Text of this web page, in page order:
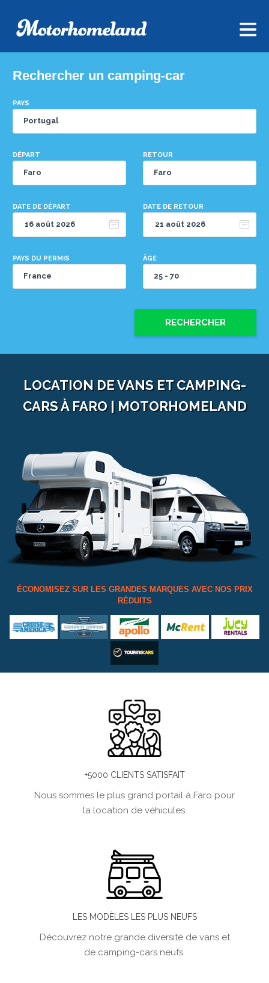
Rechercher un camping-car
PAYS
DÉPART RETOUR
DATE DE DÉPART DATE DE RETOUR
PAYS DU PERMIS ÂGE
RECHERCHER
LOCATION DE VANS ET CAMPING-
CARS À FARO | MOTORHOMELAND
ÉCONOMISEZ SUR LES GRANDES MARQUES AVEC NOS PRIX
RÉDUITS
+5000 CLIENTS SATISFAIT
Nous sommes le plus grand portail à Faro pour
la location de véhicules.
LES MODÈLES LES PLUS NEUFS
Découvrez notre grande diversité de vans et
de camping-cars neufs.